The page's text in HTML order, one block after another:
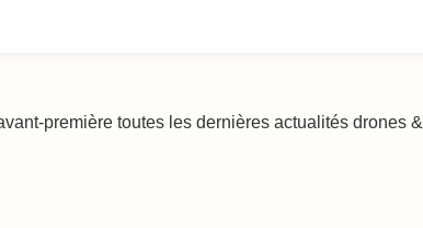
première toutes les dernières actualités drones